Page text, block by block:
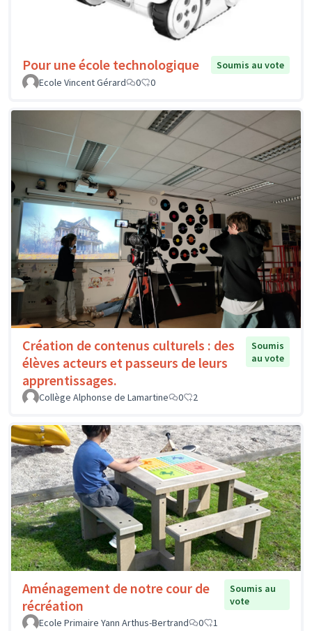
Pour une école technologique
Soumis au vote
Ecole Vincent Gérard
0 0
Création de contenus culturels : des
élèves acteurs et passeurs de leurs
apprentissages.
Soumis
au vote
Collège Alphonse de Lamartine 0 2
Aménagement de notre cour de
récréation
Soumis au
vote
Ecole Primaire Yann Arthus-Bertrand
0 1